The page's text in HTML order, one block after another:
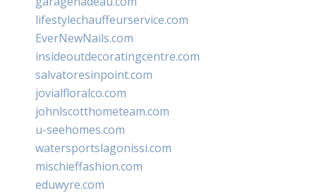
lifestylechauffeurservice.com
EverNewNails.com
insideoutdecoratingcentre.com
salvatoresinpoint.com
jovialfloralco.com
johnlscotthometeam.com
u-seehomes.com
watersportslagonissi.com
mischieffashion.com
eduwyre.com